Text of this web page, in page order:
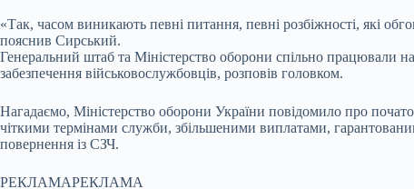
«Так, часом виникають певні питання, певні розбіжності, які
пояснив Сирський.
Генеральний штаб та Міністерство оборони спільно працювали
забезпечення військовослужбовців, розповів головком.
Нагадаємо, Міністерство оборони України повідомило про
чіткими термінами служби, збільшеними виплатами,
повернення із СЗЧ.
РЕКЛАМАРЕКЛАМА